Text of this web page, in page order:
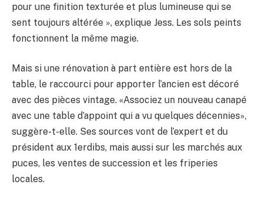
pour une finition texturée et plus lumineuse qui se
sent toujours altérée », explique Jess. Les sols peints
fonctionnent la même magie.
Mais si une rénovation à part entière est hors de la
table, le raccourci pour apporter l’ancien est décoré
avec des pièces vintage. «Associez un nouveau canapé
avec une table d’appoint qui a vu quelques décennies»,
suggère-t-elle. Ses sources vont de l’expert et du
président aux 1erdibs, mais aussi sur les marchés aux
puces, les ventes de succession et les friperies
locales.